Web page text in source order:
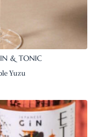
& TONIC
Yuzu